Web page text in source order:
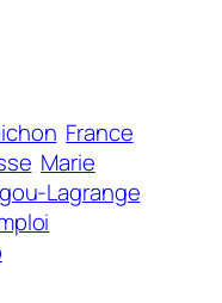
France
Marie
Lagrange